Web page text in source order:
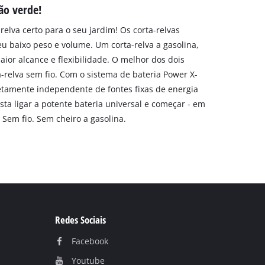
verde!
certo para o seu jardim! Os corta-relvas
baixo peso e volume. Um corta-relva a gasolina,
alcance e flexibilidade. O melhor dos dois
sem fio. Com o sistema de bateria Power X-
independente de fontes fixas de energia
ligar a potente bateria universal e começar - em
fio. Sem cheiro a gasolina.
Redes Sociais
Facebook
Youtube